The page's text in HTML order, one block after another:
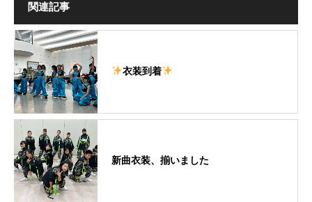
関連記事
衣装到着
新曲衣装、揃いました